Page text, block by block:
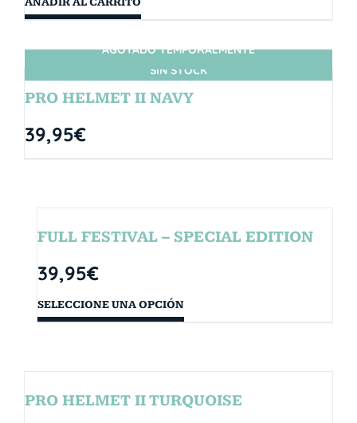
SIN STOCK
AGOTADO TEMPORALMENTE
PRO HELMET II NAVY
39,95€
FULL FESTIVAL – SPECIAL EDITION
39,95€
SELECCIONE UNA OPCIÓN
PRO HELMET II TURQUOISE